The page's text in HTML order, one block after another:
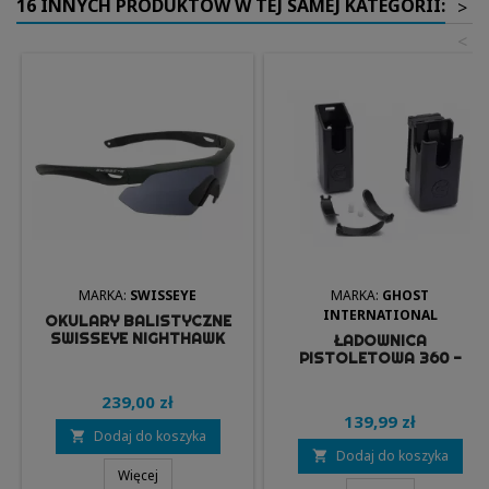
16 INNYCH PRODUKTÓW W TEJ SAMEJ KATEGORII: >
<
MARKA: SWISSEYE
OKULARY BALISTYCZNE
SWISSEYE NIGHTHAWK
239,00 zł
 Dodaj do koszyka
Więcej
MARKA: GHOST
INTERNATIONAL
ŁADOWNICA
PISTOLETOWA 360 -
139,99 zł
 Dodaj do koszyka